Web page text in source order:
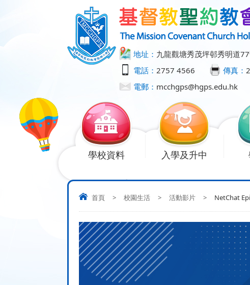
地址： 九龍觀塘秀茂坪邨秀明道
電話： 2757 4566 傳真：
電郵： mcchgps@hgps.edu.hk
學校資料 入學及升中
首頁 > 校園生活 > 活動影片 > NetChat